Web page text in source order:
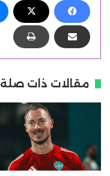
مقالات ذات صلة